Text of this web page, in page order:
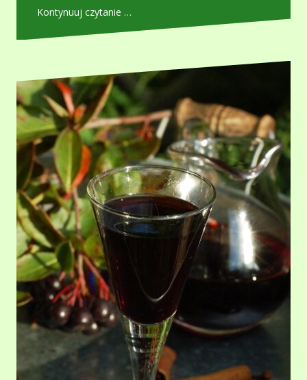
Kontynuuj czytanie …